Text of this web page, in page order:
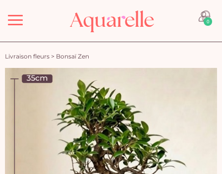
Menu 0
Livraison fleurs > Bonsaï Zen